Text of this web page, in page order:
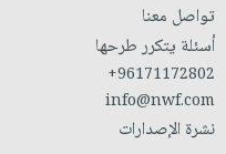
تواصل معنا
أسئلة يتكرر طرحها
+96171172802
info@nwf.com
نشرة الإصدارات